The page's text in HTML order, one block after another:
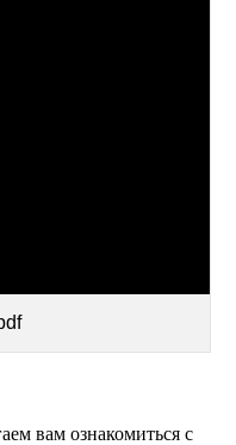
вам ознакомиться с